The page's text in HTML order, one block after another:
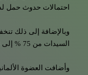
احتمالات حدوث حمل
وبالإضافة إلى ذلك
السيدات من 75 % إلى 18 %.
وأضافت العضوة